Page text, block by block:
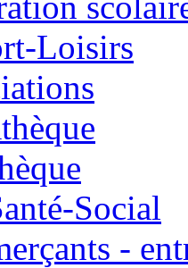
Loisirs
Social
-